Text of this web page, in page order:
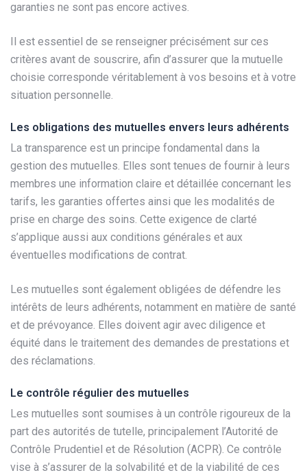
garanties ne sont pas encore actives.
Il est essentiel de se renseigner précisément sur ces
critères avant de souscrire, afin d’assurer que la mutuelle
choisie corresponde véritablement à vos besoins et à votre
situation personnelle.
Les obligations des mutuelles envers leurs adhérents
La transparence est un principe fondamental dans la
gestion des mutuelles. Elles sont tenues de fournir à leurs
membres une information claire et détaillée concernant les
tarifs, les garanties offertes ainsi que les modalités de
prise en charge des soins. Cette exigence de clarté
s’applique aussi aux conditions générales et aux
éventuelles modifications de contrat.
Les mutuelles sont également obligées de défendre les
intérêts de leurs adhérents, notamment en matière de santé
et de prévoyance. Elles doivent agir avec diligence et
équité dans le traitement des demandes de prestations et
des réclamations.
Le contrôle régulier des mutuelles
Les mutuelles sont soumises à un contrôle rigoureux de la
part des autorités de tutelle, principalement l’Autorité de
Contrôle Prudentiel et de Résolution (ACPR). Ce contrôle
vise à s’assurer de la solvabilité et de la viabilité de ces